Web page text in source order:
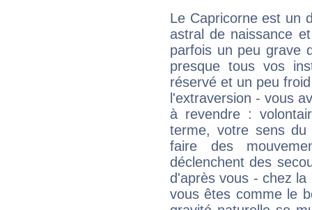
Le Capricorne est un
astral de naissance
parfois un peu grave
presque tous vos
réservé et un peu
l'extraversion - vous
à revendre :
terme, votre sens
faire des
déclenchent des
d'après vous - chez
vous êtes comme le